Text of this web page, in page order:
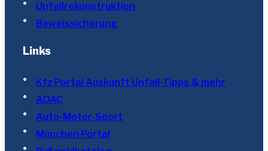
Unfallrekonstruktion
Beweissicherung
Links
Kfz Portal Auskunft Unfall-Tipps & mehr
ADAC
Auto-Motor-Sport
München Portal